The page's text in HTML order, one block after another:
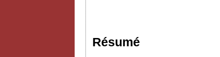
Résumé